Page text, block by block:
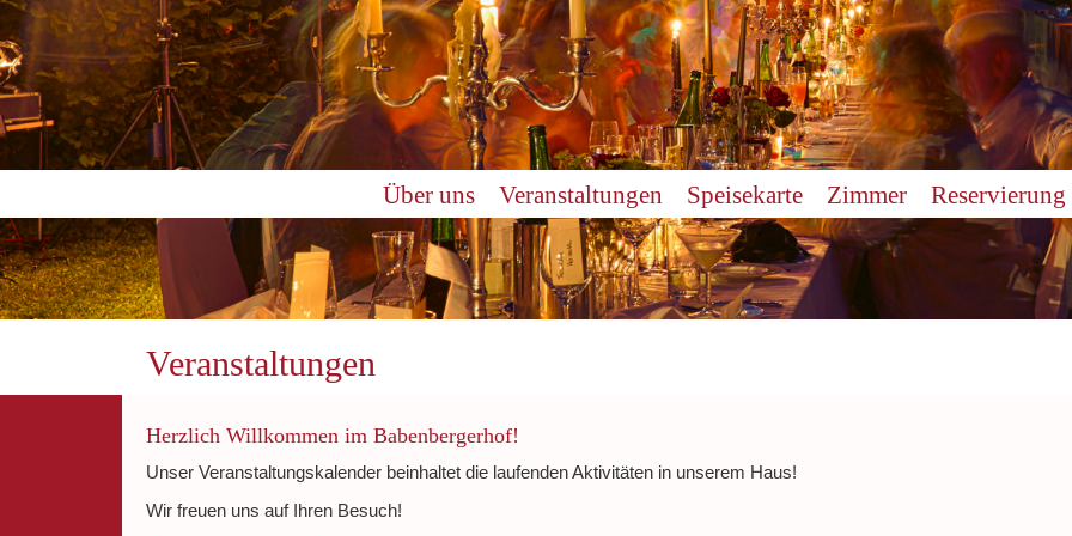
Über uns Veranstaltungen Speisekarte Zimmer Reservierung
Veranstaltungen
Herzlich Willkommen im Babenbergerhof!
Unser Veranstaltungskalender beinhaltet die laufenden Aktivitäten in unserem Haus!
Wir freuen uns auf Ihren Besuch!
0:00
2:00
5:00